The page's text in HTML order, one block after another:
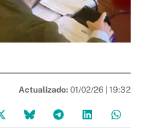
Actualizado: 01/02/26 | 19:32